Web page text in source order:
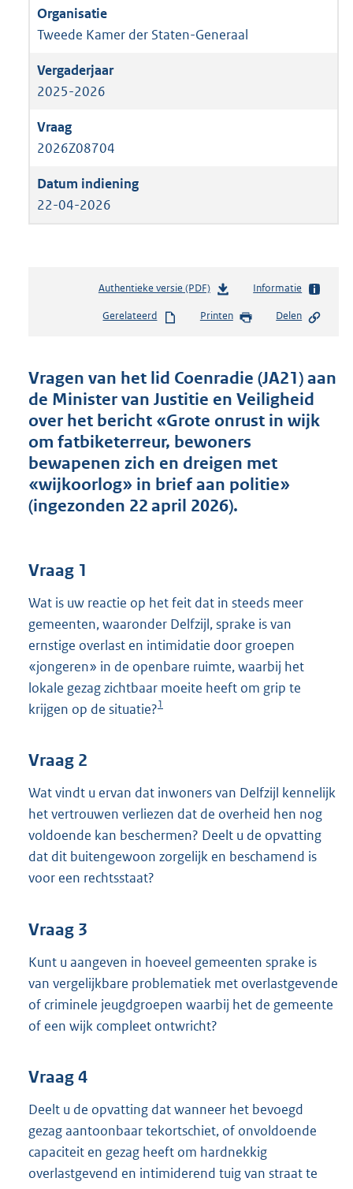
Tweede Kamer der Staten-Generaal
2025-2026
2026Z08704
22-04-2026
Authentieke versie (PDF)b
s
d
s
g
r
o
o
t
t
b
Informatie
Gerelateerd Printen Delen
Vragen van het lid Coenradie (JA21) aan
de Minister van Justitie en Veiligheid
over het bericht «Grote onrust in wijk
om fatbiketerreur, bewoners
bewapenen zich en dreigen met
«wijkoorlog» in brief aan politie»
(ingezonden 22 april 2026).
Vraag 1
Wat is uw reactie op het feit dat in steeds meer
gemeenten, waaronder Delfzijl, sprake is van
ernstige overlast en intimidatie door groepen
«jongeren» in de openbare ruimte, waarbij het
lokale gezag zichtbaar moeite heeft om grip te
krijgen op de situatie?1
Vraag 2
Wat vindt u ervan dat inwoners van Delfzijl kennelijk
het vertrouwen verliezen dat de overheid hen nog
voldoende kan beschermen? Deelt u de opvatting
dat dit buitengewoon zorgelijk en beschamend is
voor een rechtsstaat?
Vraag 3
Kunt u aangeven in hoeveel gemeenten sprake is
van vergelijkbare problematiek met overlastgevende
of criminele jeugdgroepen waarbij het de gemeente
of een wijk compleet ontwricht?
Vraag 4
Deelt u de opvatting dat wanneer het bevoegd
gezag aantoonbaar tekortschiet, of onvoldoende
capaciteit en gezag heeft om hardnekkig
overlastgevend en intimiderend tuig van straat te